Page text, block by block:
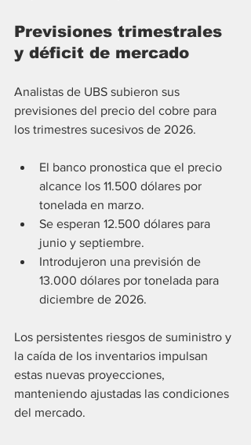
Previsiones trimestrales
y déficit de mercado
Analistas de UBS subieron sus
previsiones del precio del cobre para
los trimestres sucesivos de 2026.
El banco pronostica que el precio
alcance los 11.500 dólares por
tonelada en marzo.
Se esperan 12.500 dólares para
junio y septiembre.
Introdujeron una previsión de
13.000 dólares por tonelada para
diciembre de 2026.
Los persistentes riesgos de suministro y
la caída de los inventarios impulsan
estas nuevas proyecciones,
manteniendo ajustadas las condiciones
del mercado.